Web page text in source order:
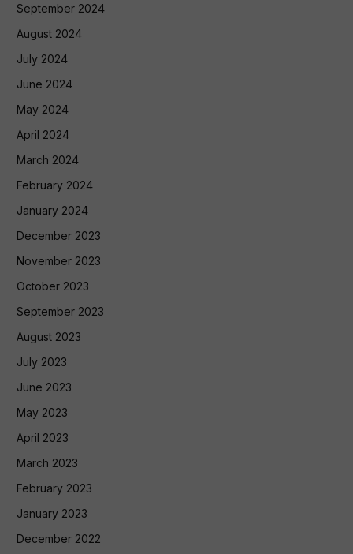
September 2024
August 2024
July 2024
June 2024
May 2024
April 2024
March 2024
February 2024
January 2024
December 2023
November 2023
October 2023
September 2023
August 2023
July 2023
June 2023
May 2023
April 2023
March 2023
February 2023
January 2023
December 2022